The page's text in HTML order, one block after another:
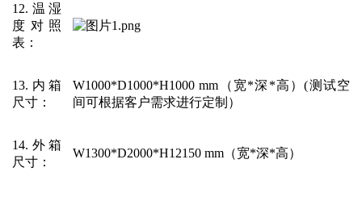
12.温湿
度对照
表 ：
13.内箱
尺寸 ：
W1000*D1000*H1000 mm（宽*深*高）(测试空
间可根据客户需求进行定制）
14.外箱
尺寸 ：
W1300*D2000*H12150 mm（宽*深*高）